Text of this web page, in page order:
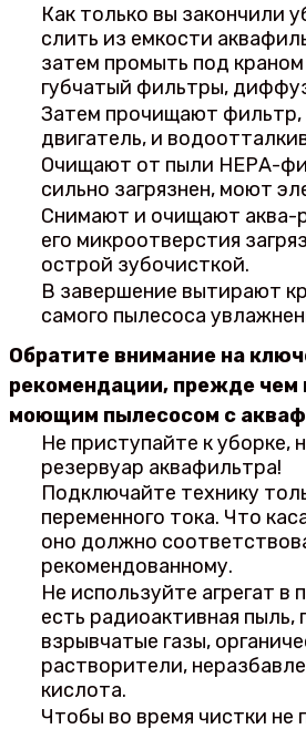
Как только вы закончили
слить из емкости
затем промыть под
губчатый фильтры,
Затем прочищают
двигатель, и
Очищают от пыли НЕРА-
сильно загрязнен, моют
Снимают и очищают аква-
его микроотверстия
острой зубочисткой.
В завершение вытирают
самого пылесоса
Обратите внимание на
рекомендации, прежде чем
моющим пылесосом с
Не приступайте к уборке,
резервуар аквафильтра!
Подключайте технику
переменного тока. Что
оно должно
рекомендованному.
Не используйте агрегат в
есть радиоактивная пыль,
взрывчатые газы,
растворители,
кислота.
Чтобы во время чистки не